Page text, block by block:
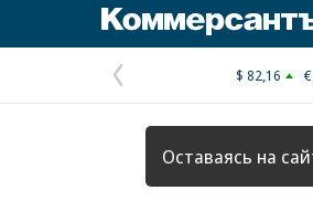
Предыдущая
страница
$ 82,16
Оставаясь на